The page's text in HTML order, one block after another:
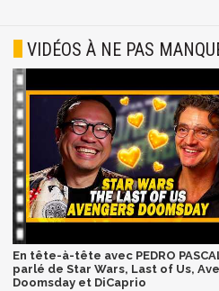
VIDÉOS À NE PAS
En tête-à-tête avec PEDRO
parlé de Star Wars, Last of Us,
Doomsday et DiCaprio